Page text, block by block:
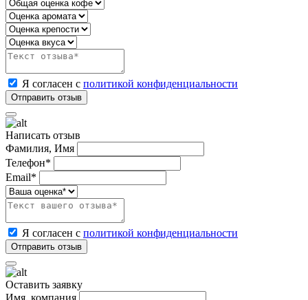
Я согласен с политикой конфиденциальности
Написать отзыв
Фамилия, Имя
Телефон*
Email*
Я согласен с политикой конфиденциальности
Оставить заявку
Имя, компания